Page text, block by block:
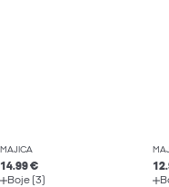
MAJICA
14.99 €
Boje (3)